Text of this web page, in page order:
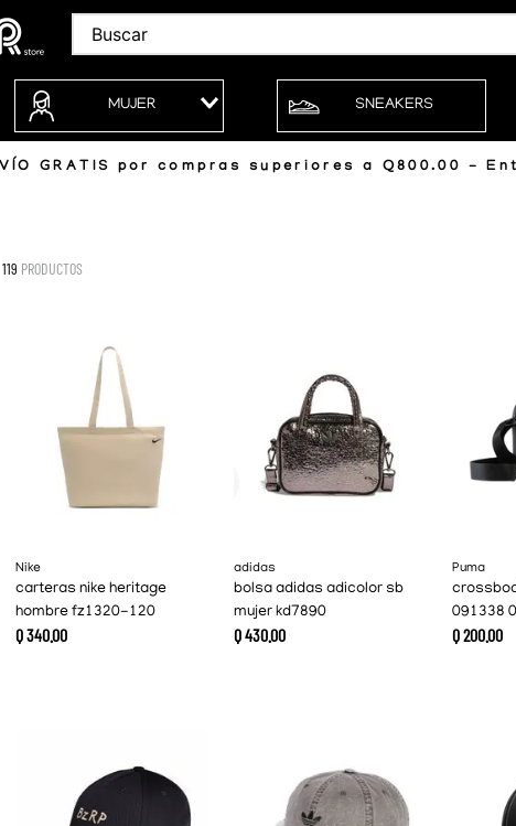
Buscar
MUJER SNEAKERS
GRATIS por compras superiores a Q800.00 -
119 PRODUCTOS
Nike
carteras nike heritage
hombre fz1320-120
Q340.00
adidas
bolsa adidas adicolor sb
mujer kd7890
Q430.00
Puma
091338
Q200.00